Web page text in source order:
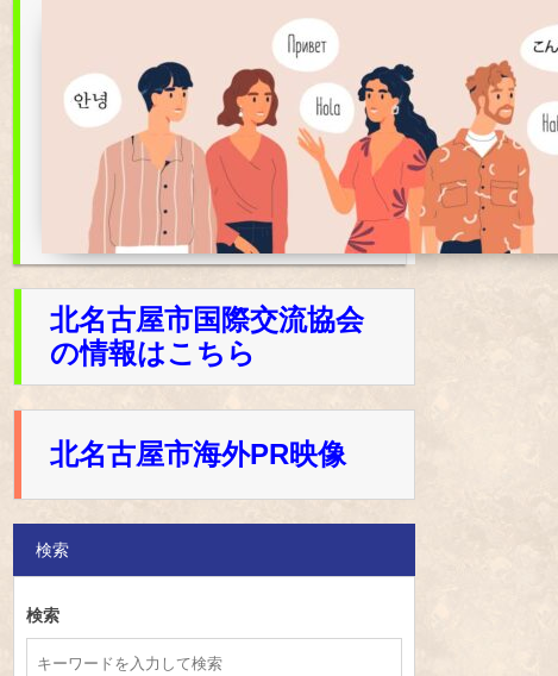
北名古屋市国際交流協会
の情報はこちら
北名古屋市海外PR映像
検索
検索